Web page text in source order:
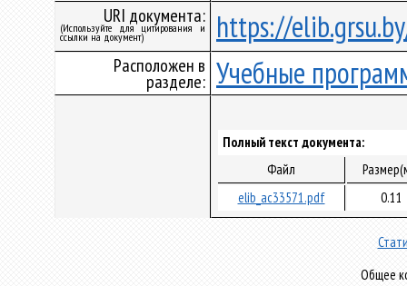
URI документа:
(Используйте для цитирования и
ссылки на документ) https://
Расположен в
разделе: Учебные
Полный текст документа:
Файл
elib_ac33571.pdf
0.11
Общее